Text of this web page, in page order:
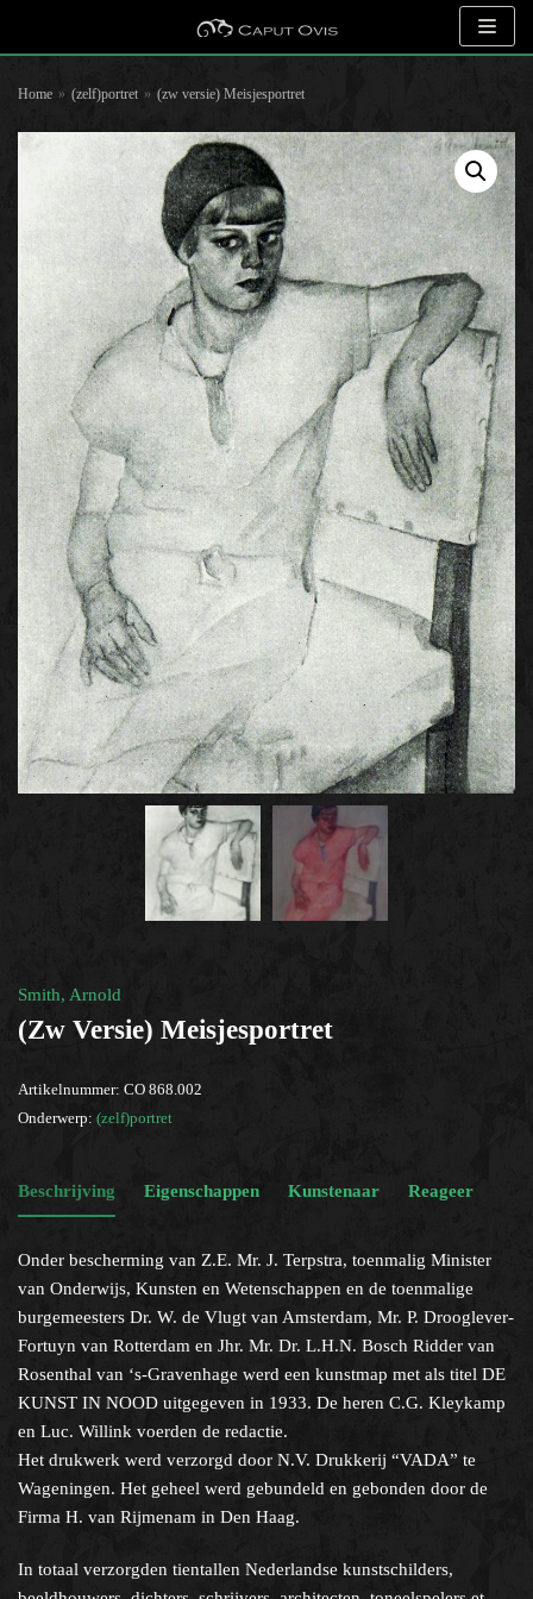
naar
inhoud
Home » (zelf)portret » (zw versie) Meisjesportret
Smith, Arnold
(zw Versie) Meisjesportret
Artikelnummer: CO 868.002
Onderwerp: (zelf)portret
Beschrijving Eigenschappen Kunstenaar Reageer
Onder bescherming van Z.E. Mr. J. Terpstra, toenmalig Minister
van Onderwijs, Kunsten en Wetenschappen en de toenmalige
burgemeesters Dr. W. de Vlugt van Amsterdam, Mr. P. Drooglever-
Fortuyn van Rotterdam en Jhr. Mr. Dr. L.H.N. Bosch Ridder van
Rosenthal van ‘s-Gravenhage werd een kunstmap met als titel DE
KUNST IN NOOD uitgegeven in 1933. De heren C.G. Kleykamp
en Luc. Willink voerden de redactie.
Het drukwerk werd verzorgd door N.V. Drukkerij “VADA” te
Wageningen. Het geheel werd gebundeld en gebonden door de
Firma H. van Rijmenam in Den Haag.
In totaal verzorgden tientallen Nederlandse kunstschilders,
Zoeken naar objecten
Selecteer op kunstenaar
Selecteer op onderwerp
×
(zelf)portret
Help?